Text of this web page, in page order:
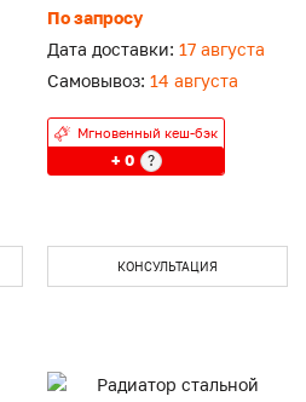
боковое подключение.
По запросу
Дата доставки: 17 августа
Самовывоз: 14 августа
Мгновенный кеш-бэк
+ 0 ?
КОНСУЛЬТАЦИЯ